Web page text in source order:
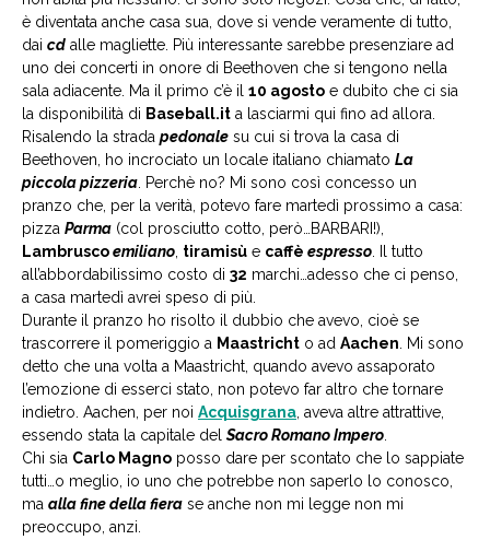
è diventata anche casa sua, dove si vende veramente di tutto,
dai cd alle magliette. Più interessante sarebbe presenziare ad
uno dei concerti in onore di Beethoven che si tengono nella
sala adiacente. Ma il primo c’è il 10 agosto e dubito che ci sia
la disponibilità di Baseball.it a lasciarmi qui fino ad allora.
Risalendo la strada pedonale su cui si trova la casa di
Beethoven, ho incrociato un locale italiano chiamato La
piccola pizzeria . Perchè no? Mi sono così concesso un
pranzo che, per la verità, potevo fare martedì prossimo a casa:
pizza Parma (col prosciutto cotto, però…BARBARI!),
Lambruscoemiliano tiramisù e caffè espresso . Il tutto
all’abbordabilissimo costo di 32 marchi…adesso che ci penso,
a casa martedì avrei speso di più.
Durante il pranzo ho risolto il dubbio che avevo, cioè se
trascorrere il pomeriggio a Maastricht o ad Aachen . Mi sono
detto che una volta a Maastricht, quando avevo assaporato
l’emozione di esserci stato, non potevo far altro che tornare
indietro. Aachen, per noi Acquisgrana , aveva altre attrattive,
essendo stata la capitale delSacro Romano Impero
Chi sia Carlo Magno posso dare per scontato che lo sappiate
tutti…o meglio, io uno che potrebbe non saperlo lo conosco,
ma alla fine della fiera se anche non mi legge non mi
preoccupo, anzi.